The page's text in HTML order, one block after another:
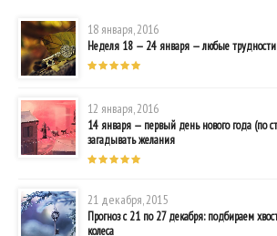
18 января, 2016
Неделя 18 — 24 января — любые
12 января, 2016
14 января — первый день нового года (по
загадывать желания
21 декабря, 2015
Прогноз с 21 по 27 декабря: подбираем
колеса